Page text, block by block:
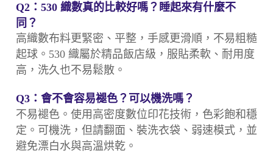
Q2：530 織數真的比較好嗎？睡起來有什麼不
同？
高織數布料更緊密、平整，手感更滑順，不易粗糙
起球。530 織屬於精品飯店級，服貼柔軟、耐用度
高，洗久也不易鬆散。
Q3：會不會容易褪色？可以機洗嗎？
不易褪色。使用高密度數位印花技術，色彩飽和穩
定。可機洗，但請翻面、裝洗衣袋、弱速模式，並
避免漂白水與高溫烘乾。